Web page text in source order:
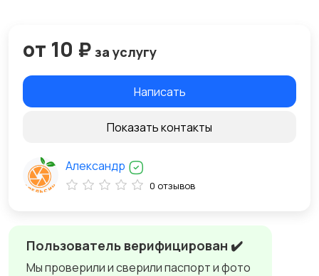
Пользователь верифицирован ✔️
Мы проверили и сверили паспорт и фото
от 10 ₽ за услугу
Написать
Показать контакты
Александр
0 отзывов